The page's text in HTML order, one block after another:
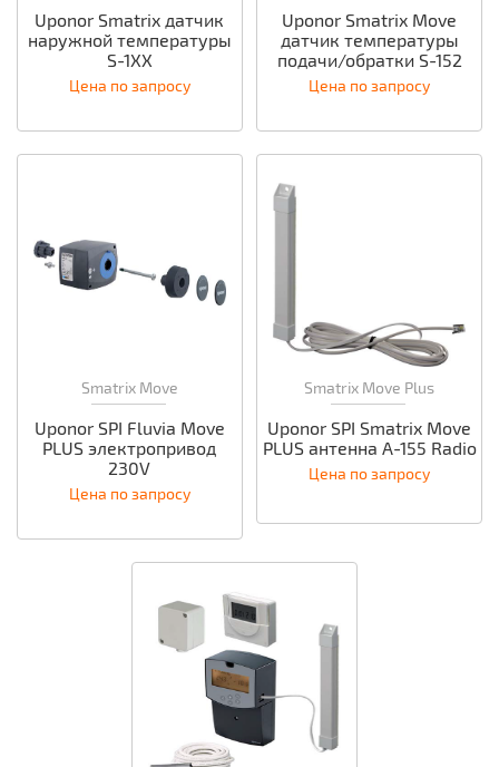
Uponor Smatrix датчик
наружной температуры
S-1XX
Цена по запросу
Uponor Smatrix Move
датчик температуры
подачи/обратки S-152
Цена по запросу
Smatrix Move
Uponor SPI Fluvia Move
PLUS электропривод
230V
Цена по запросу
Smatrix Move Plus
Uponor SPI Smatrix Move
PLUS антенна A-155 Radio
Цена по запросу